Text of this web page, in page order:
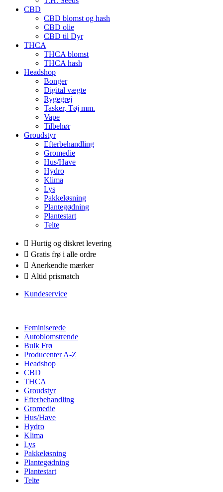
CBD
CBD blomst og hash
CBD olie
CBD til Dyr
THCA
THCA blomst
THCA hash
Headshop
Bonger
Digital vægte
Rygegrej
Tasker, Tøj mm.
Vape
Tilbehør
Groudstyr
Efterbehandling
Gromedie
Hus/Have
Hydro
Klima
Lys
Pakkeløsning
Plantegødning
Plantestart
Telte
Hurtig og diskret levering
Gratis frø i alle ordre
Anerkendte mærker
Altid prismatch
Kundeservice
Feminiserede
Autoblomstrende
Bulk Frø
Producenter A-Z
Headshop
CBD
THCA
Groudstyr
Efterbehandling
Gromedie
Hus/Have
Hydro
Klima
Lys
Pakkeløsning
Plantegødning
Plantestart
Telte